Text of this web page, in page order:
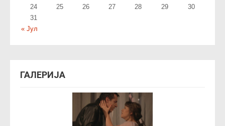
« Јул
24
25 26 27 28 29
30
31
ГАЛЕРИЈА